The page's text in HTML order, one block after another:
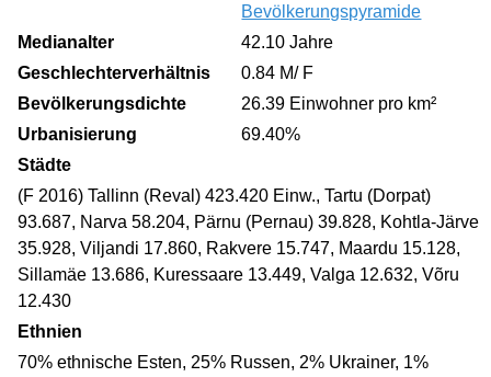
Bevölkerungspyramide
Medianalter
42.10 Jahre
Geschlechterverhältnis
0.84 M/ F
Bevölkerungsdichte
26.39 Einwohner pro km²
Urbanisierung
69.40%
Städte
(F 2016) Tallinn (Reval) 423.420 Einw., Tartu (Dorpat)
93.687, Narva 58.204, Pärnu (Pernau) 39.828, Kohtla-Järve
35.928, Viljandi 17.860, Rakvere 15.747, Maardu 15.128,
Sillamäe 13.686, Kuressaare 13.449, Valga 12.632, Võru
12.430
Ethnien
70% ethnische Esten, 25% Russen, 2% Ukrainer, 1%